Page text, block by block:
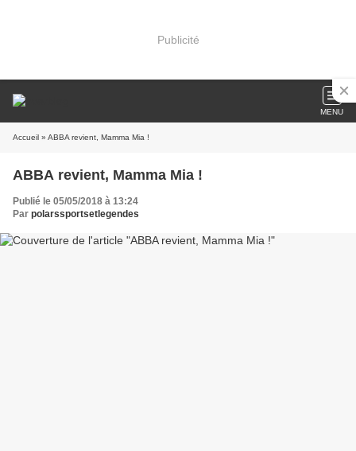
Publicité
MENU
Accueil » ABBA revient, Mamma Mia !
ABBA revient, Mamma Mia !
Publié le 05/05/2018 à 13:24
Par polarssportsetlegendes